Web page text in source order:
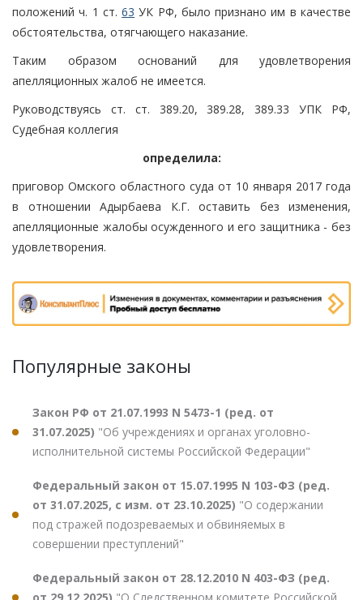
положений ч. 1 ст.63 УК РФ, было признано им в качестве
обстоятельства, отягчающего наказание.
Таким образом оснований для удовлетворения
апелляционных жалоб не имеется.
Руководствуясь ст. ст. 389.20, 389.28, 389.33 УПК РФ,
Судебная коллегия
определила:
приговор Омского областного суда от 10 января 2017 года
в отношении Адырбаева К.Г. оставить без изменения,
апелляционные жалобы осужденного и его защитника - без
удовлетворения.
Популярные законы
Закон РФ от 21.07.1993 N 5473-1 (ред. от
31.07.2025) "Об учреждениях и органах уголовно-
исполнительной системы Российской Федерации"
Федеральный закон от 15.07.1995 N 103-ФЗ (ред.
от 31.07.2025, с изм. от 23.10.2025) "О содержании
под стражей подозреваемых и обвиняемых в
совершении преступлений"
Федеральный закон от 28.12.2010 N 403-ФЗ (ред.